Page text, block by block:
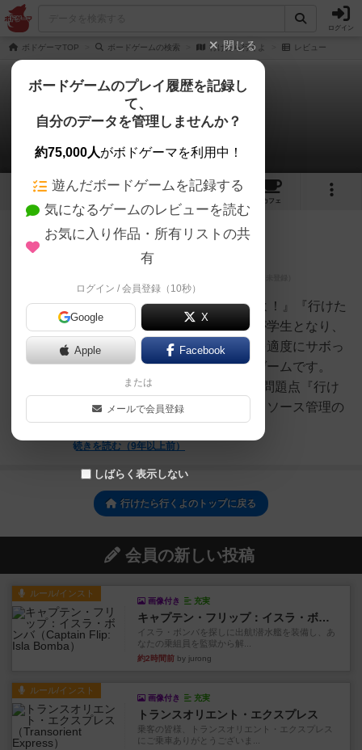
ログイン
ボドゲーマTOP ボードゲームの検索 行けたら行くよ レビュー
行けたら行くよ
1件のレビュー
2 1
カフェ
353名
■3分でわかる！『行けたらいくよ！』『行けた
らいくよ！』はプレイヤー全員が学生となり、
学校で起きる様々なミッションを適度にサボっ
てスクールカーストを生き抜くゲームです。
■『行けたらいくよ！』の特徴、問題点『行け
たらいくよ！』の特徴は手札のリソース管理の
ために、適度に「サボる...
続きを読む（9年以上前）
大賢者
行けたら行くよのトップに戻る
会員の新しい投稿
ルール/インスト
画像付き 充実
キャプテン・フリップ：イスラ・ボンバ
イスラ・ボンバを探しに出航!潜水艦を装備し、あ
なたの乗組員を監獄から解...
約2時間前 by jurong
ルール/インスト
画像付き 充実
トランスオリエント・エクスプレス
乗客の皆様、トランスオリエント・エクスプレス
にご乗車ありがとうございま...
閉じる
ボードゲームのプレイ履歴を記録し
て、
自分のデータを管理しませんか？
約75,000人がボドゲーマを利用中！
遊んだボードゲームを記録する
気になるゲームのレビューを読む
お気に入り作品・所有リストの共
有
ログイン / 会員登録（10秒）
Google X
Apple Facebook
または
メールで会員登録
しばらく表示しない